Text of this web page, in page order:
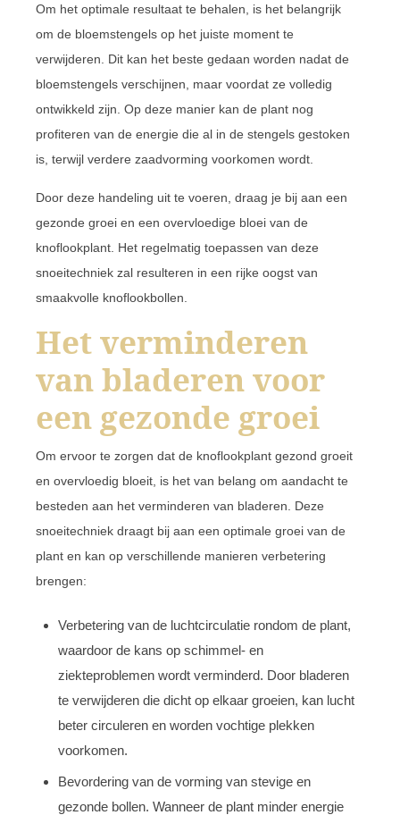
Om het optimale resultaat te behalen, is het belangrijk
om de bloemstengels op het juiste moment te
verwijderen. Dit kan het beste gedaan worden nadat de
bloemstengels verschijnen, maar voordat ze volledig
ontwikkeld zijn. Op deze manier kan de plant nog
profiteren van de energie die al in de stengels gestoken
is, terwijl verdere zaadvorming voorkomen wordt.
Door deze handeling uit te voeren, draag je bij aan een
gezonde groei en een overvloedige bloei van de
knoflookplant. Het regelmatig toepassen van deze
snoeitechniek zal resulteren in een rijke oogst van
smaakvolle knoflookbollen.
Het verminderen
van bladeren voor
een gezonde groei
Om ervoor te zorgen dat de knoflookplant gezond groeit
en overvloedig bloeit, is het van belang om aandacht te
besteden aan het verminderen van bladeren. Deze
snoeitechniek draagt bij aan een optimale groei van de
plant en kan op verschillende manieren verbetering
brengen:
Verbetering van de luchtcirculatie rondom de plant,
waardoor de kans op schimmel- en
ziekteproblemen wordt verminderd. Door bladeren
te verwijderen die dicht op elkaar groeien, kan lucht
beter circuleren en worden vochtige plekken
voorkomen.
Bevordering van de vorming van stevige en
gezonde bollen. Wanneer de plant minder energie